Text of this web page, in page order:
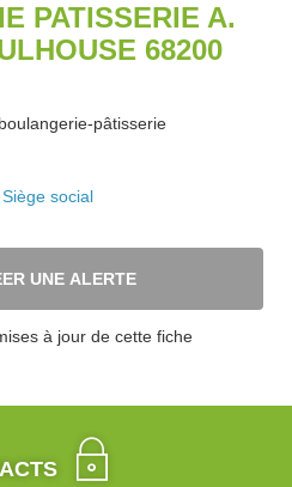
PATISSERIE A.
68200
pâtisserie
Siège social
UNE ALERTE
à jour de cette fiche